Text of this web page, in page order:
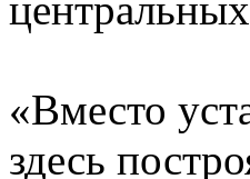
«Вместо
здесь